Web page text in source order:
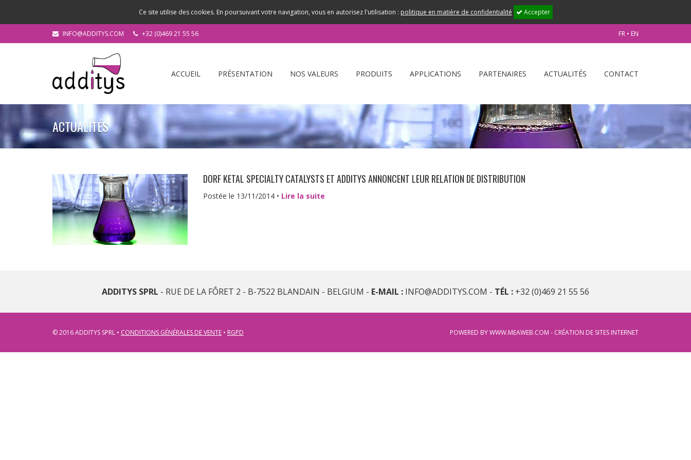
Ce site utilise des cookies. En poursuivant votre navigation, vous en autorisez l'utilisation : politique en matière de confidentialité Accepter
INFO@ADDITYS.COM +32 (0)469 21 55 56 FR • EN
ACCUEIL PRÉSENTATION NOS VALEURS PRODUITS APPLICATIONS PARTENAIRES ACTUALITÉS CONTACT
ACTUALITÉS
DORF KETAL SPECIALTY CATALYSTS ET ADDITYS ANNONCENT LEUR RELATION DE DISTRIBUTION
Postée le 13/11/2014 • Lire la suite
ADDITYS SPRL - RUE DE LA FÔRET 2 - B-7522 BLANDAIN - BELGIUM - E-MAIL : INFO@ADDITYS.COM - TÉL : +32 (0)469 21 55 56
© 2016 ADDITYS SPRL • CONDITIONS GÉNÉRALES DE VENTE • RGPD POWERED BYWWW.MEAWEB.COM - CRÉATION DE SITES INTERNET